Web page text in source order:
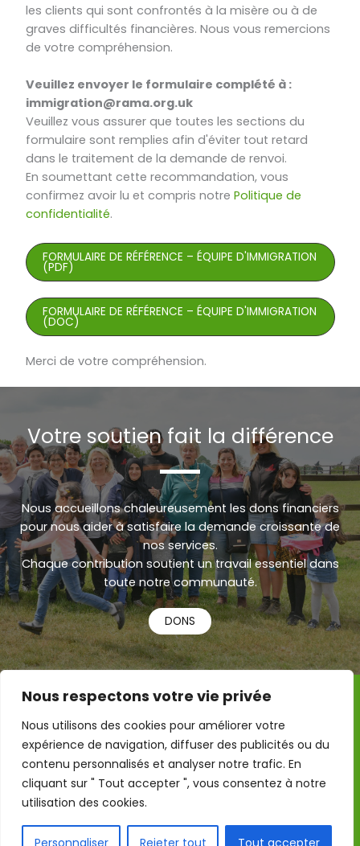
Nous respectons votre vie privée
Nous utilisons des cookies pour améliorer votre
expérience de navigation, diffuser des publicités ou du
contenu personnalisés et analyser notre trafic. En
cliquant sur " Tout accepter ", vous consentez à notre
utilisation des cookies.
Personnaliser Rejeter tout Tout accepter
les clients qui sont confrontés à la misère ou à de
graves difficultés financières. Nous vous remercions
de votre compréhension.
Veuillez envoyer le formulaire complété à :
immigration@rama.org.uk
Veuillez vous assurer que toutes les sections du
formulaire sont remplies afin d'éviter tout retard
dans le traitement de la demande de renvoi.
En soumettant cette recommandation, vous
confirmez avoir lu et compris notre Politique de
confidentialité.
FORMULAIRE DE RÉFÉRENCE – ÉQUIPE D'IMMIGRATION
(PDF)
FORMULAIRE DE RÉFÉRENCE – ÉQUIPE D'IMMIGRATION
(DOC)
Merci de votre compréhension.
Votre soutien fait la différence
Nous accueillons chaleureusement les dons financiers
pour nous aider à satisfaire la demande croissante de
nos services.
Chaque contribution soutient un travail essentiel dans
toute notre communauté.
DONS
Copyright © 2026 RAMA – Refugee, Asylum & Migrant
Action
Refugee Action – Colchester CIC est enregistrée en
Angleterre et au Pays de Galles, numéro d'entreprise :
10920710
Nos Politiques English
Indonesian
Kurdish
Pashto
Persian
Russian
Turkish
Urdu